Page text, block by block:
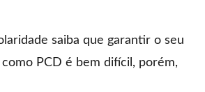
saiba que garantir o seu
PCD é bem difícil, porém,